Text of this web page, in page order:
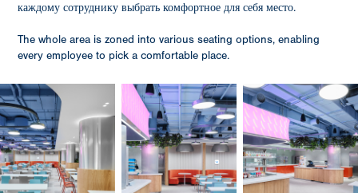
каждому сотруднику выбрать комфортное для себя место.
The whole area is zoned into various seating options, enabling
every employee to pick a comfortable place.